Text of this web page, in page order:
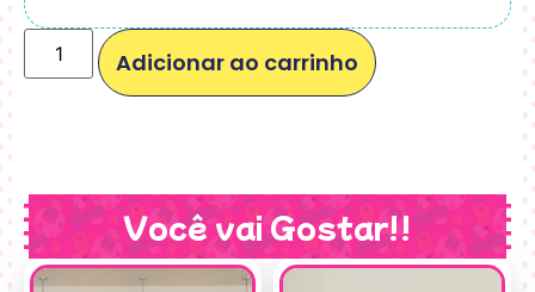
Adicionar ao carrinho
Você vai Gostar!!